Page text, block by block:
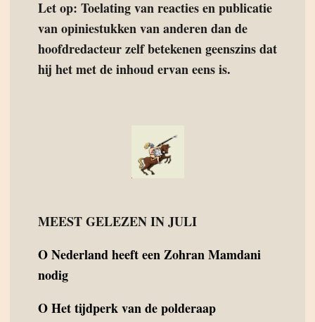
Let op: Toelating van reacties en publicatie
van opiniestukken van anderen dan de
hoofdredacteur zelf betekenen geenszins dat
hij het met de inhoud ervan eens is.
MEEST GELEZEN IN JULI
ONederland heeft een Zohran Mamdani
nodig
OHet tijdperk van de polderaap